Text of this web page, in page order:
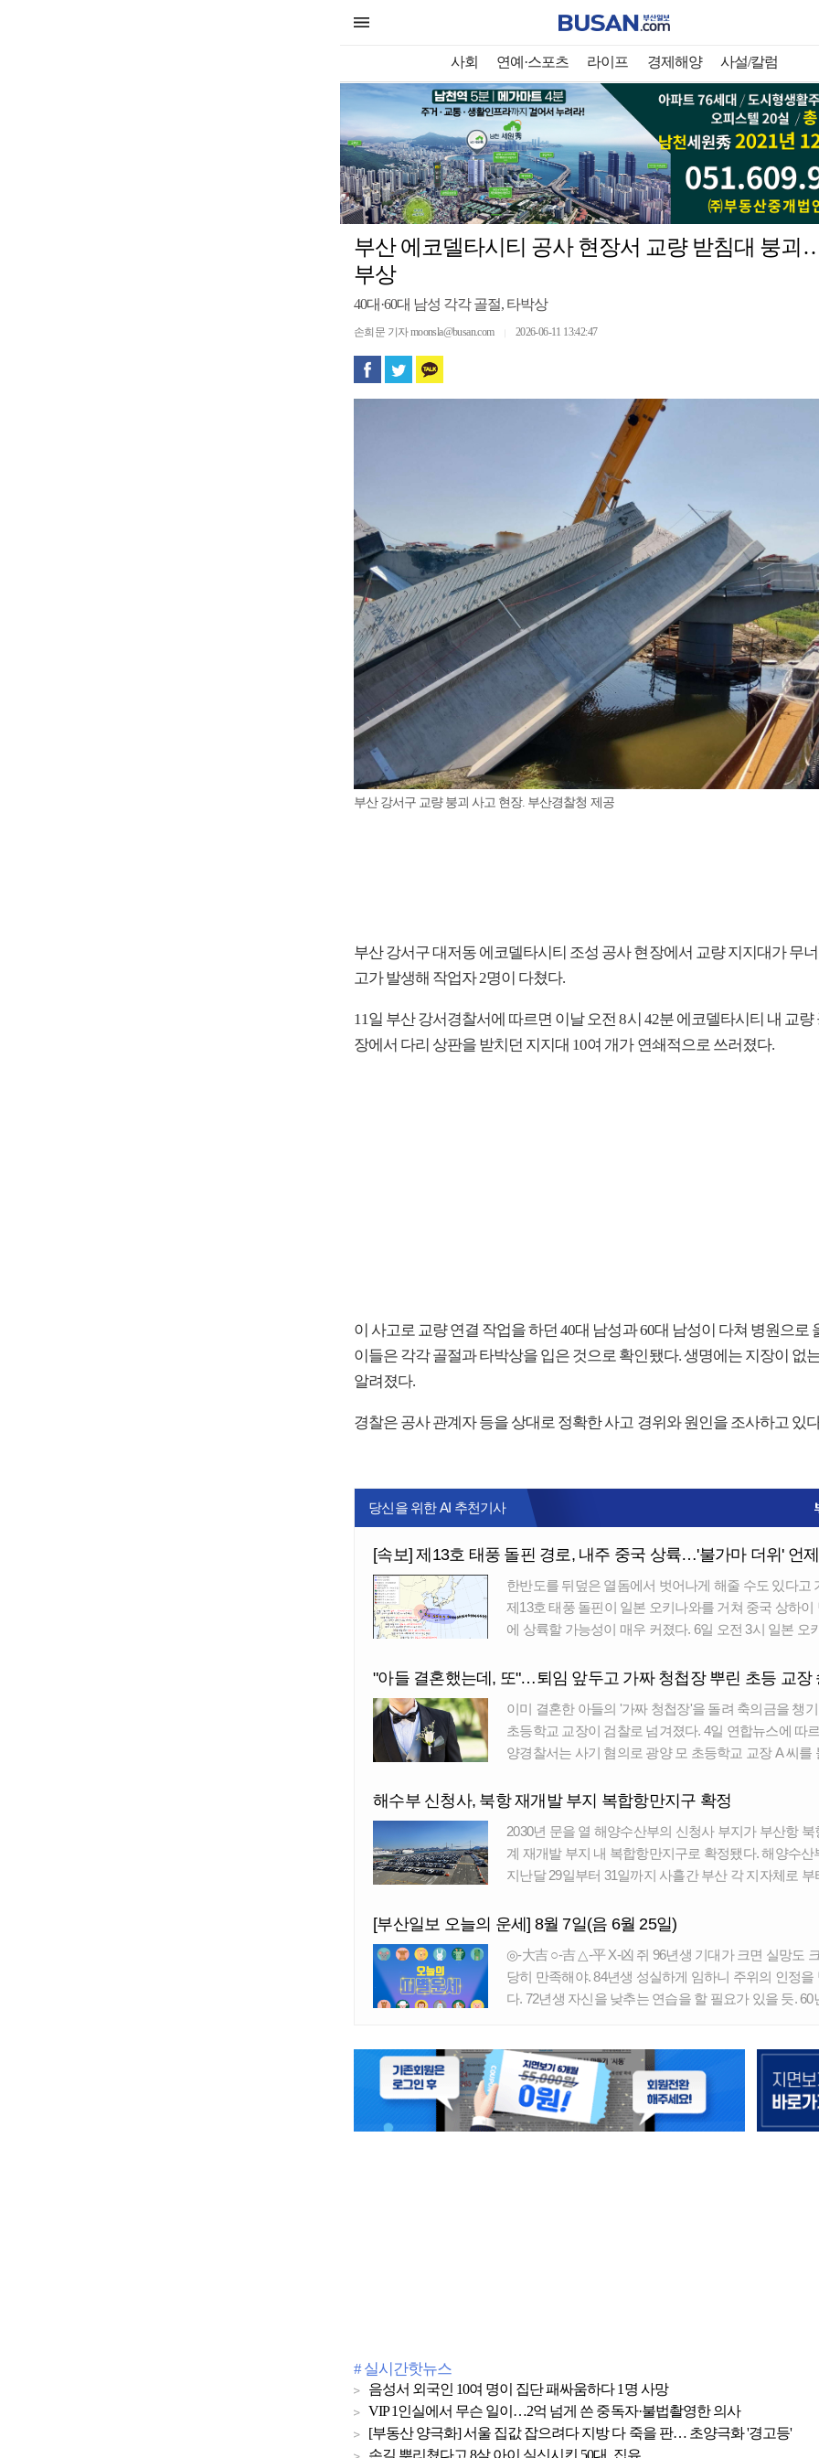
사회 연예·스포츠 라이프 경제해양 사설/칼럼
부산 에코델타시티 공사 현장서 교량 받침대 붕괴
부상
40대·60대 남성 각각 골절, 타박상
손희문 기자 moonsla@busan.com 2026-06-11 13:42:47
부산 강서구 교량 붕괴 사고 현장. 부산경찰청 제공
부산 강서구 대저동 에코델타시티 조성 공사 현장에서 교량 지지대가 무
고가 발생해 작업자 2명이 다쳤다.
11일 부산 강서경찰서에 따르면 이날 오전 8시 42분 에코델타시티 내 교량
장에서 다리 상판을 받치던 지지대 10여 개가 연쇄적으로 쓰러졌다.
이 사고로 교량 연결 작업을 하던 40대 남성과 60대 남성이 다쳐 병원으로
이들은 각각 골절과 타박상을 입은 것으로 확인됐다. 생명에는 지장이 없
알려졌다.
경찰은 공사 관계자 등을 상대로 정확한 사고 경위와 원인을 조사하고 있
# 실시간핫뉴스
음성서 외국인 10여 명이 집단 패싸움하다 1명 사망
VIP 1인실에서 무슨 일이…2억 넘게 쓴 중독자·불법촬영한 의사
[부동산 양극화] 서울 집값 잡으려다 지방 다 죽을 판… 초양극화 '경고등'